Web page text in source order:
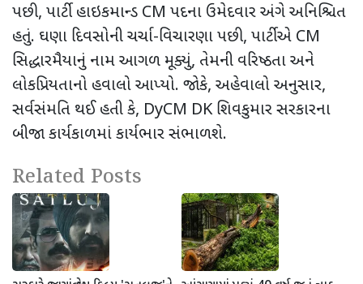
પછી, પાર્ટી હાઇકમાન્ડ CM પદના ઉમેદવાર અંગે અનિશ્ચિત
હતું. ઘણા દિવસોની ચર્ચા-વિચારણા પછી, પાર્ટીએ CM
સિદ્ધારમૈયાનું નામ આગળ મૂક્યું, તેમની વરિષ્ઠતા અને
લોકપ્રિયતાનો હવાલો આપ્યો. જોકે, અહેવાલો અનુસાર,
સર્વસંમતિ થઈ હતી કે, DyCM DKશિવકુમાર સરકારના
બીજા કાર્યકાળમાં કાર્યભાર સંભાળશે.
Related Posts